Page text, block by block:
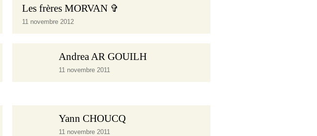
Les frères MORVAN ✞
11 novembre 2012
Andrea AR GOUILH
11 novembre 2011
Yann CHOUCQ
11 novembre 2011